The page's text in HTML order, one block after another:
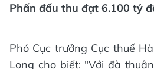
Phấn đấu thu đạt 6.100 tỷ
Phó Cục trưởng Cục thuế
Long cho biết: "Với đà